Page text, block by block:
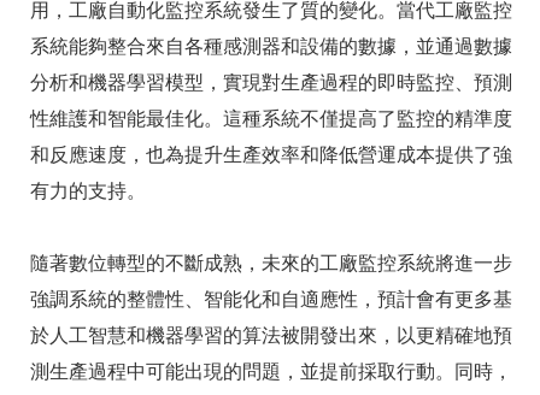
用，工廠自動化監控系統發生了質的變化。當代工廠監控
系統能夠整合來自各種感測器和設備的數據，並通過數據
分析和機器學習模型，實現對生產過程的即時監控、預測
性維護和智能最佳化。這種系統不僅提高了監控的精準度
和反應速度，也為提升生產效率和降低營運成本提供了強
有力的支持。
隨著數位轉型的不斷成熟，未來的工廠監控系統將進一步
強調系統的整體性、智能化和自適應性，預計會有更多基
於人工智慧和機器學習的算法被開發出來，以更精確地預
測生產過程中可能出現的問題，並提前採取行動。同時，